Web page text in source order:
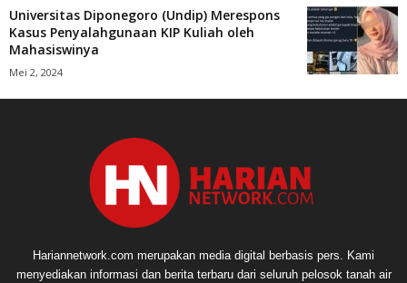
Universitas Diponegoro (Undip) Merespons
Kasus Penyalahgunaan KIP Kuliah oleh
Mahasiswinya
Mei 2, 2024
Hariannetwork.com merupakan media digital berbasis pers. Kami
menyediakan informasi dan berita terbaru dari seluruh pelosok tanah air